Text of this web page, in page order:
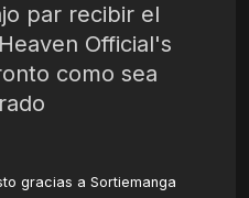
par recibir el
Official's
como sea
gracias a Sortiemanga